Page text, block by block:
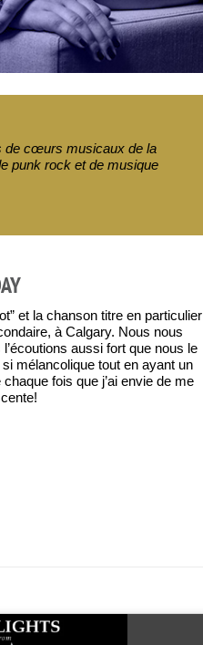
de cœurs musicaux de la
punk rock et de musique
et la chanson titre en particulier
à Calgary. Nous nous
aussi fort que nous le
si mélancolique tout en ayant un
fois que j’ai envie de me